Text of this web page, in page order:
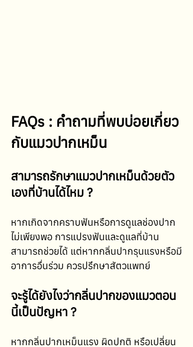
FAQs : คำถามที่พบบ่อยเกี่ยว
กับแมวปากเหม็น
สามารถรักษาแมวปากเหม็นด้วยตัว
เองที่บ้านได้ไหม ?
หากเกิดจากคราบฟันหรือการดูแลช่องปาก
ไม่เพียงพอ การแปรงฟันและดูแลที่บ้าน
สามารถช่วยได้ แต่หากกลิ่นปากรุนแรงหรือมี
อาการอื่นร่วม ควรปรึกษาสัตวแพทย์
จะรู้ได้ยังไงว่ากลิ่นปากของแมวตอน
นี้เป็นปัญหา ?
หากกลิ่นปากเหม็นแรง ผิดปกติ หรือเปลี่ยน